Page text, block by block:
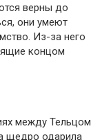
верны до
они умеют
Из-за него
концом
между Тельцом
щедро одарила